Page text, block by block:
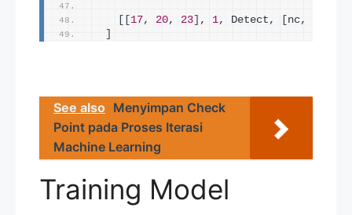
[[17, 20, 23] , 1, Detect, [nc,
]
See also Menyimpan Check
Point pada Proses Iterasi
Machine Learning
Training Model